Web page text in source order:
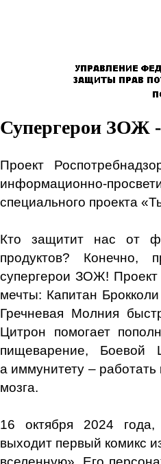
Супергерои ЗОЖ -
Проект
информационно-
специального проекта
Кто защитит нас от
продуктов? Конечно,
супергерои ЗОЖ! Проект
мечты: Капитан
Гречневая Молния
Цитрон помогает
пищеварение,
а иммунитету –
мозга.
16 октября 2024
выходит первый комикс